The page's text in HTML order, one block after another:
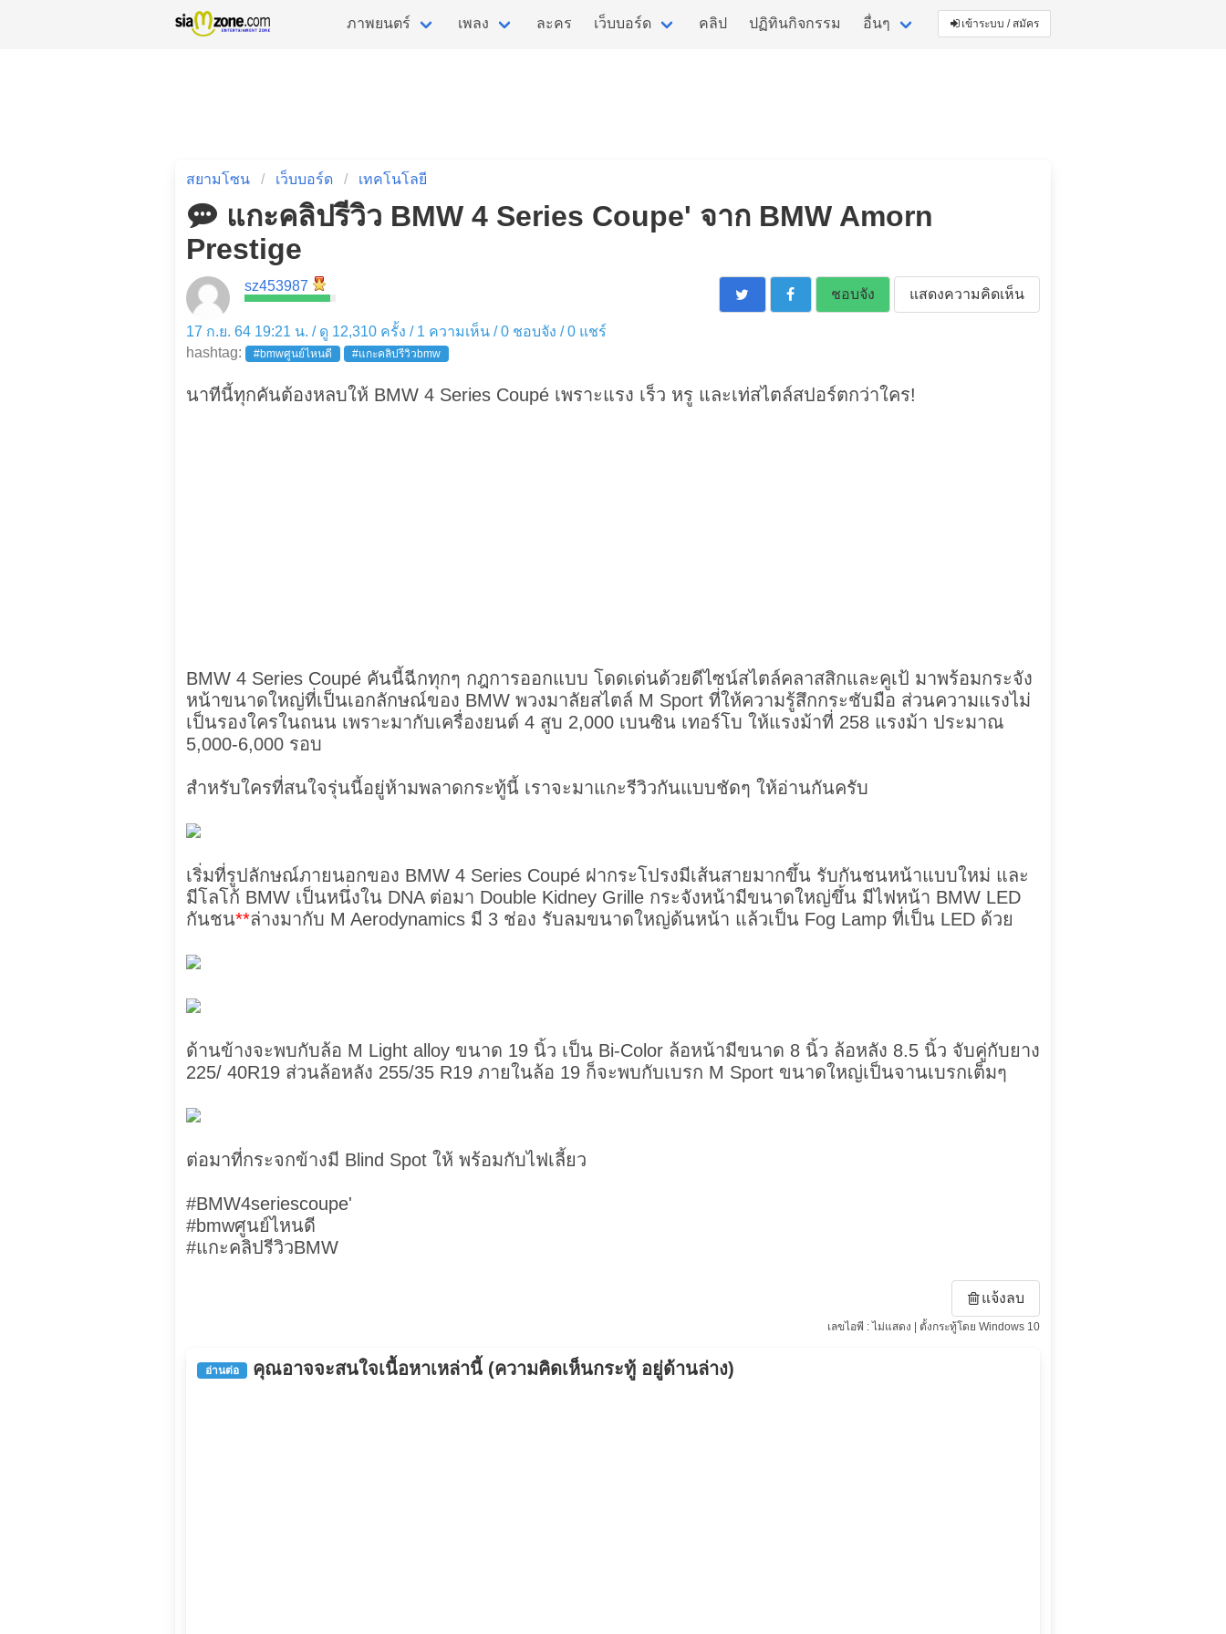
ภาพยนตร์ เพลง ละคร เว็บบอร์ด คลิป ปฏิทินกิจกรรม อื่นๆ เข้าระบบ / สมัคร
สยามโซน เว็บบอร์ด เทคโนโลยี
แกะคลิปรีวิว BMW 4 Series Coupe' จาก BMW Amorn
Prestige
sz453987
ชอบจัง แสดงความคิดเห็น
17 ก.ย. 64 19:21 น. / ดู 12,310 ครั้ง / 1 ความเห็น /0 ชอบจัง /0 แชร์
hashtag:
#bmwศูนย์ไหนดี #แกะคลิปรีวิวbmw
นาทีนี้ทุกคันต้องหลบให้ BMW 4 Series Coupé เพราะแรง เร็ว หรู และเท่สไตล์สปอร์ตกว่าใคร!
BMW 4 Series Coupé คันนี้ฉีกทุกๆ กฎการออกแบบ โดดเด่นด้วยดีไซน์สไตล์คลาสสิกและคูเป้ มาพร้อมกระจัง
หน้าขนาดใหญ่ที่เป็นเอกลักษณ์ของ BMW พวงมาลัยสไตล์ M Sport ที่ให้ความรู้สึกกระชับมือ ส่วนความแรงไม่
เป็นรองใครในถนน เพราะมากับเครื่องยนต์ 4 สูบ 2,000 เบนซิน เทอร์โบ ให้แรงม้าที่ 258 แรงม้า ประมาณ
5,000-6,000 รอบ
สำหรับใครที่สนใจรุ่นนี้อยู่ห้ามพลาดกระทู้นี้ เราจะมาแกะรีวิวกันแบบชัดๆ ให้อ่านกันครับ
เริ่มที่รูปลักษณ์ภายนอกของ BMW 4 Series Coupé ฝากระโปรงมีเส้นสายมากขึ้น รับกันชนหน้าแบบใหม่ และ
มีโลโก้ BMW เป็นหนึ่งใน DNA ต่อมา Double Kidney Grille กระจังหน้ามีขนาดใหญ่ขึ้น มีไฟหน้า BMW LED
กันชน**ล่างมากับ M Aerodynamics มี 3 ช่อง รับลมขนาดใหญ่ด้นหน้า แล้วเป็น Fog Lamp ที่เป็น LED ด้วย
ด้านข้างจะพบกับล้อ M Light alloy ขนาด 19 นิ้ว เป็น Bi-Color ล้อหน้ามีขนาด 8 นิ้ว ล้อหลัง 8.5 นิ้ว จับคู่กับยาง
225/ 40R19 ส่วนล้อหลัง 255/35 R19 ภายในล้อ 19 ก็จะพบกับเบรก M Sport ขนาดใหญ่เป็นจานเบรกเต็มๆ
ต่อมาที่กระจกข้างมี Blind Spot ให้ พร้อมกับไฟเลี้ยว
#BMW4seriescoupe'
#bmwศูนย์ไหนดี
#แกะคลิปรีวิวBMW
แจ้งลบ
เลขไอพี : ไม่แสดง | ตั้งกระทู้โดย Windows 10
อ่านต่อ คุณอาจจะสนใจเนื้อหาเหล่านี้ (ความคิดเห็นกระทู้ อยู่ด้านล่าง)